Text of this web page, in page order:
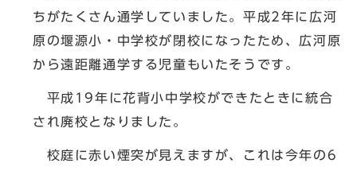
ちがたくさん通学していました。平成2年に広河
原の堰源小・中学校が閉校になったため、広河原
から遠距離通学する児童もいたそうです。
平成19年に花背小中学校ができたときに統合
され廃校となりました。
校庭に赤い煙突が見えますが、これは今年の6